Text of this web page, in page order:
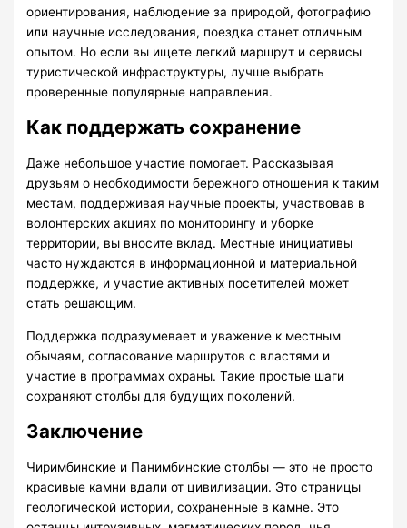
ориентирования, наблюдение за природой, фотографию
или научные исследования, поездка станет отличным
опытом. Но если вы ищете легкий маршрут и сервисы
туристической инфраструктуры, лучше выбрать
проверенные популярные направления.
Как поддержать сохранение
Даже небольшое участие помогает. Рассказывая
друзьям о необходимости бережного отношения к таким
местам, поддерживая научные проекты, участвовав в
волонтерских акциях по мониторингу и уборке
территории, вы вносите вклад. Местные инициативы
часто нуждаются в информационной и материальной
поддержке, и участие активных посетителей может
стать решающим.
Поддержка подразумевает и уважение к местным
обычаям, согласование маршрутов с властями и
участие в программах охраны. Такие простые шаги
сохраняют столбы для будущих поколений.
Заключение
Чиримбинские и Панимбинские столбы — это не просто
красивые камни вдали от цивилизации. Это страницы
геологической истории, сохраненные в камне. Это